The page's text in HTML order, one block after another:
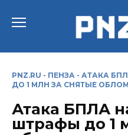
PNZ.RU - ПЕНЗА - АТАКА
ДО 1 МЛН ЗА СНЯТЫЕ
Атака БПЛА
штрафы до 1